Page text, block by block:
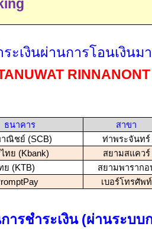
ะเงินผ่านการโอนเงิน
ธนาคาร
สาขา
าณิชย์ (SCB)
ท่าพระจันทร์
ทย (Kbank)
สยามสแควร์
ย (KTB)
สยามพารากอ
เบอร์โทรศัพท์
ารชำระเงิน (ผ่านระบบ